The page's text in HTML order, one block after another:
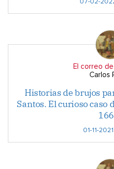
07-02-
El correo
Carlos
Historias de brujos
Santos. El curioso caso
01-11-